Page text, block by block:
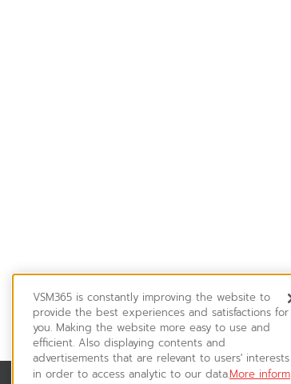
VSM365 is constantly improving the website to
provide the best experiences and satisfactions for
you. Making the website more easy to use and
efficient. Also displaying contents and
advertisements that are relevant to users' interests
in order to access analytic to our data.More inform